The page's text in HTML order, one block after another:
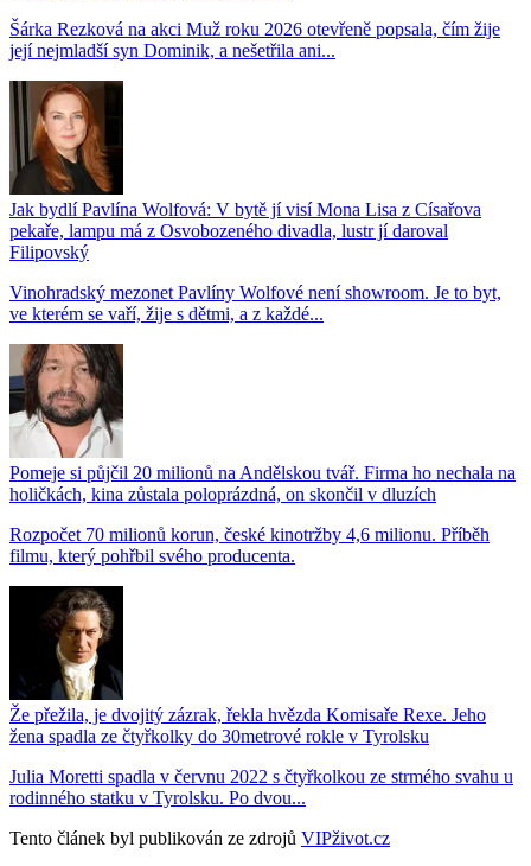
Šárka Rezková na akci Muž roku 2026 otevřeně popsala, čím žije
její nejmladší syn Dominik, a nešetřila ani...
Jak bydlí Pavlína Wolfová: V bytě jí visí Mona Lisa z Císařova
pekaře, lampu má z Osvobozeného divadla, lustr jí daroval
Filipovský
Vinohradský mezonet Pavlíny Wolfové není showroom. Je to byt,
ve kterém se vaří, žije s dětmi, a z každé...
Pomeje si půjčil 20 milionů na Andělskou tvář. Firma ho nechala na
holičkách, kina zůstala poloprázdná, on skončil v dluzích
Rozpočet 70 milionů korun, české kinotržby 4,6 milionu. Příběh
filmu, který pohřbil svého producenta.
Že přežila, je dvojitý zázrak, řekla hvězda Komisaře Rexe. Jeho
žena spadla ze čtyřkolky do 30metrové rokle v Tyrolsku
Julia Moretti spadla v červnu 2022 s čtyřkolkou ze strmého svahu u
rodinného statku v Tyrolsku. Po dvou...
Tento článek byl publikován ze zdrojů VIPživot.cz